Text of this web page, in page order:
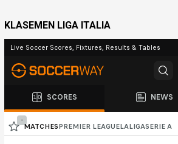
KLASEMEN LIGA ITALIA